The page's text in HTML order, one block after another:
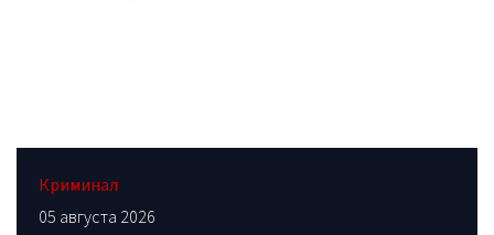
Криминал
05 августа 2026